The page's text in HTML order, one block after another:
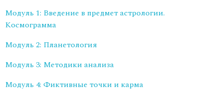
Модуль 1: Введение в предмет астрологии.
Космограмма
Модуль 2: Планетология
Модуль 3: Методики анализа
Модуль 4: Фиктивные точки и карма